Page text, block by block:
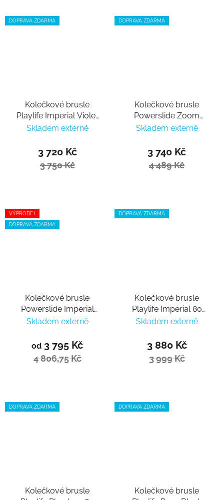
DOPRAVA ZDARMA
Kolečkové brusle
Playlife Imperial Violet
80
Skladem externě
3 720 Kč
3 750 Kč
DOPRAVA ZDARMA
Kolečkové brusle
Powerslide Zoom
Sunset 90
Skladem externě
3 740 Kč
4 489 Kč
VÝPRODEJ
DOPRAVA ZDARMA
Kolečkové brusle
Powerslide Imperial
Darkteal 110
Skladem externě
od 3 795 Kč
4 806,75 Kč
DOPRAVA ZDARMA
Kolečkové brusle
Playlife Imperial 80
Fuchsia
Skladem externě
3 880 Kč
3 999 Kč
DOPRAVA ZDARMA
Kolečkové brusle
DOPRAVA ZDARMA
Kolečkové brusle